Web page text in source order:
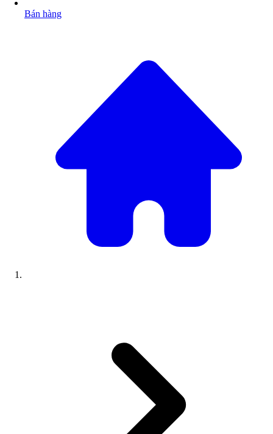
Bán hàng